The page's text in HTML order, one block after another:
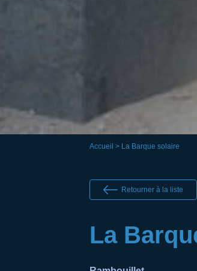
Accueil > La Barque solaire
Retourner à la liste
La